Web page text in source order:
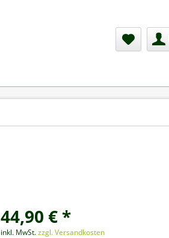
44,90 € *
inkl. MwSt.zzgl. Versandkosten